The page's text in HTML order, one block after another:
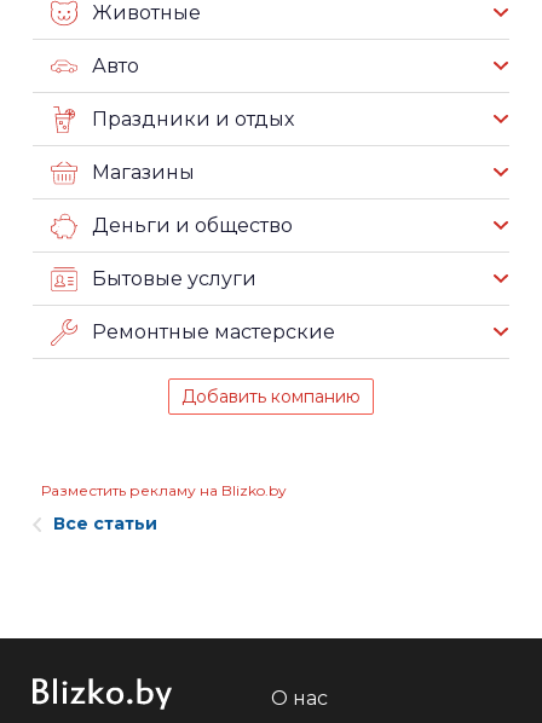
Животные
Авто
Праздники и отдых
Магазины
Деньги и общество
Бытовые услуги
Ремонтные мастерские
Добавить компанию
Разместить рекламу на Blizko.by
Все статьи
О нас